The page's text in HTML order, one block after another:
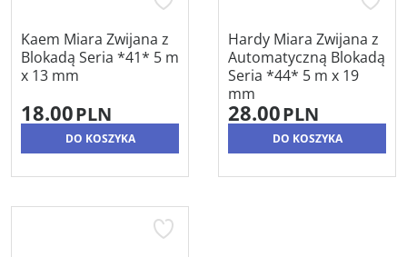
Kaem Miara Zwijana z
Blokadą Seria *41* 5 m
x 13 mm
18.00PLN
DO KOSZYKA
Hardy Miara Zwijana z
Automatyczną Blokadą
Seria *44* 5 m x 19
mm
28.00PLN
DO KOSZYKA